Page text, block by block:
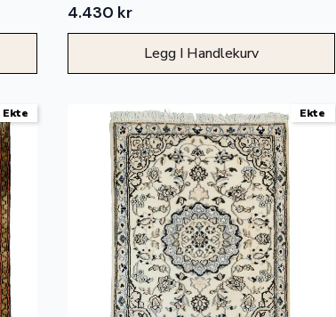
4.430 kr
Legg I Handlekurv
Ekte Ekte